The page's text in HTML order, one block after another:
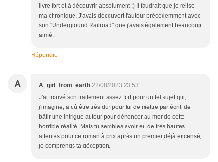
livre fort et à découvrir absolument :) Il faudrait que je relise
ma chronique. J'avais découvert l'auteur précédemment avec
son "Underground Railroad" que j'avais également beaucoup
aimé.
Répondre
A A_girl_from_earth 22/08/2023 23:53
J'ai trouvé son traitement assez fort pour un tel sujet qui,
j'imagine, a dû être très dur pour lui de mettre par écrit, de
bâtir une intrigue autour pour dénoncer au monde cette
horrible réalité. Mais tu sembles avoir eu de très hautes
attentes pour ce roman à prix après un premier déjà encensé,
je comprends ta déception.